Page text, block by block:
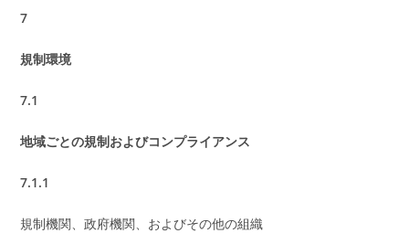
7
規制環境
7.1
地域ごとの規制およびコンプライアンス
7.1.1
規制機関、政府機関、およびその他の組織